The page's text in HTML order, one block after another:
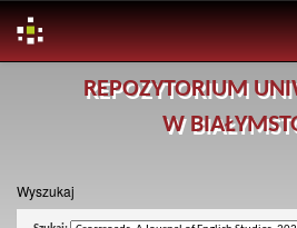
REPOZYTORIUM
W
Wyszukaj